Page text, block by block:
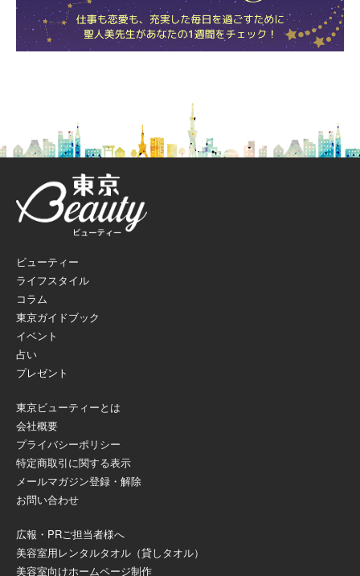
ビューティー
ライフスタイル
コラム
東京ガイドブック
イベント
占い
プレゼント
東京ビューティーとは
会社概要
プライバシーポリシー
特定商取引に関する表示
メールマガジン登録・解除
お問い合わせ
広報・PRご担当者様へ
美容室用レンタルタオル（貸しタオル）
美容室向けホームページ制作